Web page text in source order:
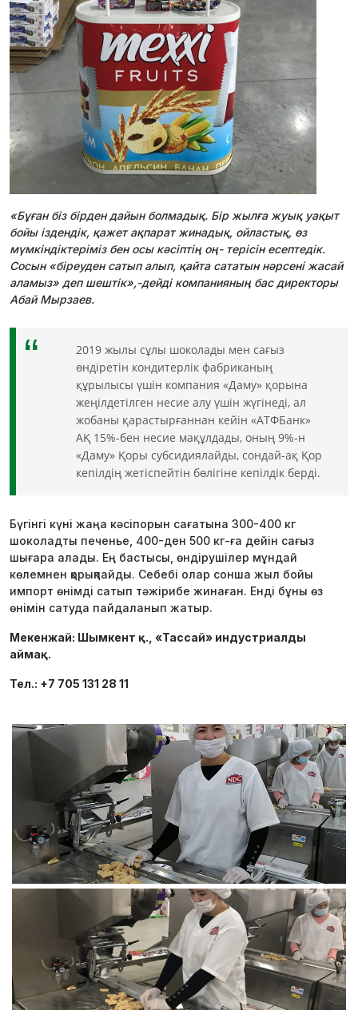
«Бұған біз бірден дайын болмадық. Бір жылға жуық уақыт
бойы іздендік, қажет ақпарат жинадық, ойластық, өз
мүмкіндіктеріміз бен осы кәсіптің оң- терісін есептедік.
Сосын «біреуден сатып алып, қайта сататын нәрсені жасай
аламыз» деп шештік»,-дейді компанияның бас директоры
Абай Мырзаев.
2019 жылы сұлы шоколады мен сағыз
өндіретін кондитерлік фабриканың
құрылысы үшін компания «Даму» қорына
жеңілдетілген несие алу үшін жүгінеді, ал
жобаны қарастырғаннан кейін «АТФБанк»
АҚ 15%-бен несие мақұлдады, оның 9%-н
«Даму» Қоры субсидиялайды, сондай-ақ Қор
кепілдің жетіспейтін бөлігіне кепілдік берді.
Бүгінгі күні жаңа кәсіпорын сағатына 300-400 кг
шоколадты печенье, 400-ден 500 кг-ға дейін сағыз
шығара алады. Ең бастысы, өндірушілер мұндай
көлемнен қорықпайды. Себебі олар сонша жыл бойы
импорт өнімді сатып тәжірибе жинаған. Енді бұны өз
өнімін сатуда пайдаланып жатыр.
Мекенжай: Шымкент қ., «Тассай» индустриалды
аймақ.
Тел.: +7 705 131 28 11